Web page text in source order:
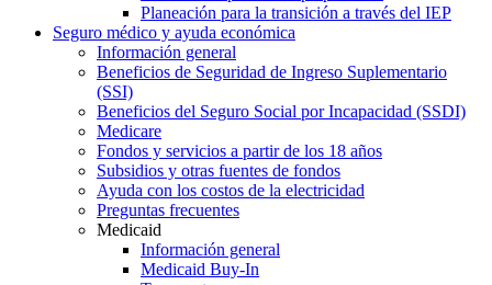
Planeación para la transición a través del IEP
Seguro médico y ayuda económica
Información general
Beneficios de Seguridad de Ingreso Suplementario
(SSI)
Beneficios del Seguro Social por Incapacidad (SSDI)
Medicare
Fondos y servicios a partir de los 18 años
Subsidios y otras fuentes de fondos
Ayuda con los costos de la electricidad
Preguntas frecuentes
Medicaid
Información general
Medicaid Buy-In